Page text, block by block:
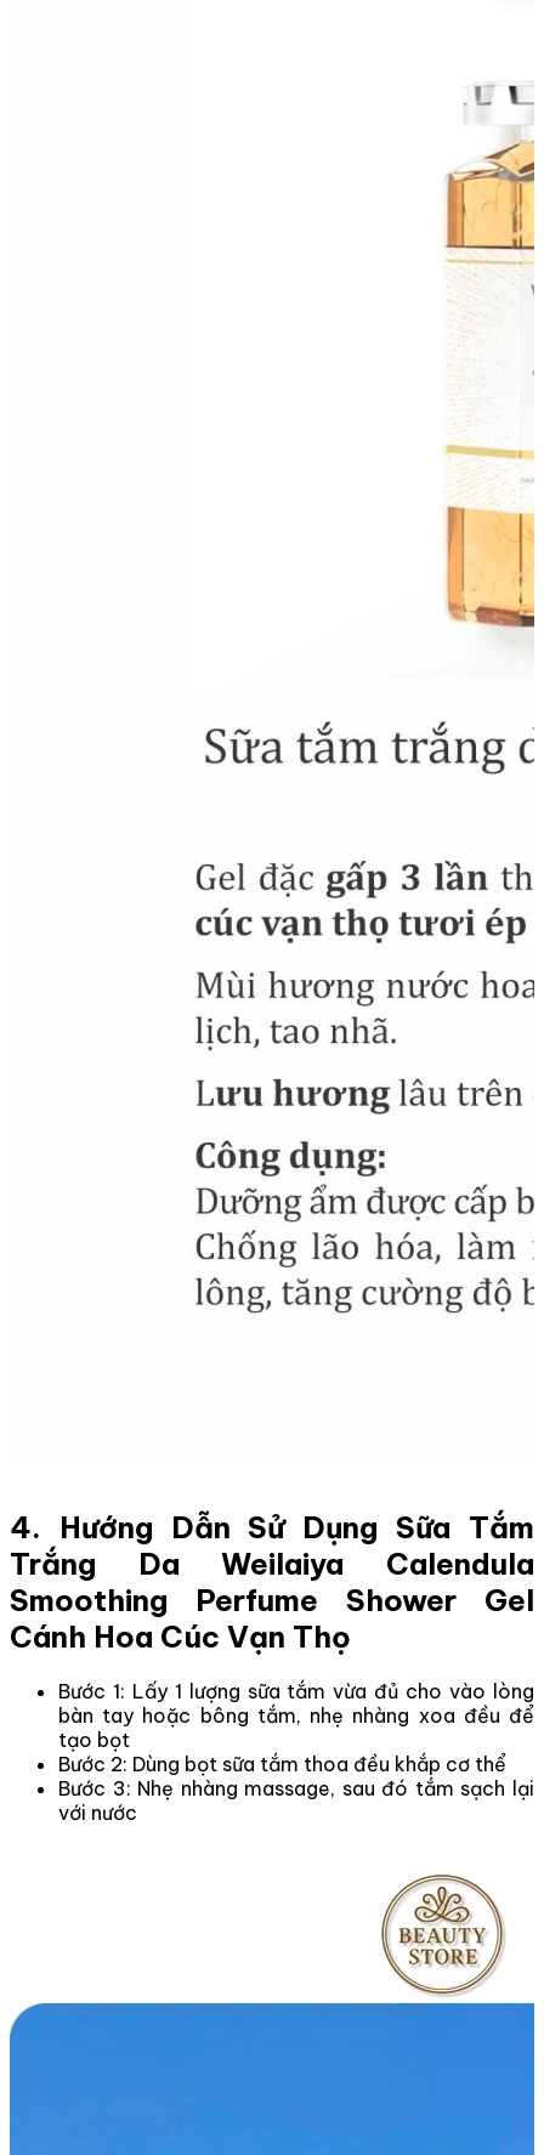
4. Hướng Dẫn Sử Dụng Sữa Tắm
Trắng Da Weilaiya Calendula
Smoothing Perfume Shower Gel
Cánh Hoa Cúc Vạn Thọ
Bước 1: Lấy 1 lượng sữa tắm vừa đủ cho vào lòng
bàn tay hoặc bông tắm, nhẹ nhàng xoa đều để
tạo bọt
Bước 2: Dùng bọt sữa tắm thoa đều khắp cơ thể
Bước 3: Nhẹ nhàng massage, sau đó tắm sạch lại
với nước